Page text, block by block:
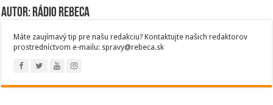
Autor: Rádio Rebeca
Máte zaujímavý tip pre našu redakciu? Kontaktujte našich redaktorov
prostredníctvom e-mailu: spravy@rebeca.sk